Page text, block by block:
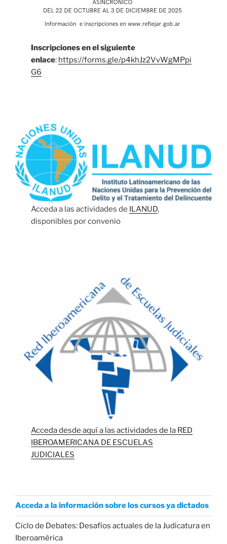
Inscripciones en el siguiente
enlace: https://forms.gle/p4khJz2VvWgMPpi
G6
Acceda a las actividades de ILANUD,
disponibles por convenio
Acceda desde aquí a las actividades de la RED
IBEROAMERICANA DE ESCUELAS
JUDICIALES
Acceda a la información sobre los cursos ya dictados
Ciclo de Debates: Desafíos actuales de la Judicatura en
Iberoamérica